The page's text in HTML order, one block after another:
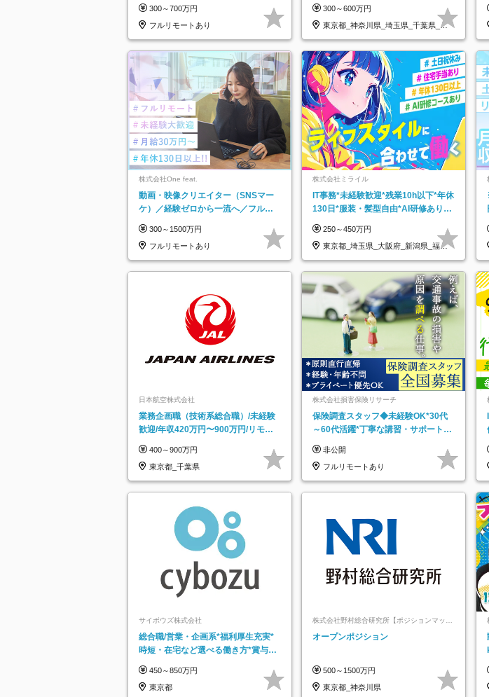
★
300～700万円
フルリモートあり
300～600万円
東京都_神奈川県_埼玉県_千葉県_大
阪府…
株式会社One feat.
動画・映像クリエイター（SNSマー
ケ）／経験ゼロから一流へ／フルリ
日以上
300～1500万円
フルリモートあり
株式会社ミライル
IT事務*未経験歓迎*残業10h以下*年休
130日*服装・髪型自由*AI研修あり*
250～450万円
東京都_埼玉県_大阪府_新潟県_福岡
県
日本航空株式会社
業務企画職（技術系総合職）/未経験
歓迎/年収420万円〜900万円/リモー
400～900万円
東京都_千葉県
株式会社損害保険リサーチ
保険調査スタッフ◆未経験OK*30代
～60代活躍*丁寧な講習・サポートあ
託
非公開
フルリモートあり
サイボウズ株式会社
総合職/営業・企画系*福利厚生充実*
時短・在宅など選べる働き方*賞与年
450～850万円
東京都
株式会社野村総合研究所【ポジションマッチ
オープンポジション
500～1500万円
東京都_神奈川県